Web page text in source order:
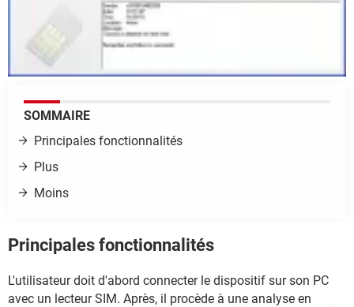
SOMMAIRE
Principales fonctionnalités
Plus
Moins
Principales fonctionnalités
L'utilisateur doit d'abord connecter le dispositif sur son PC
avec un lecteur SIM. Après, il procède à une analyse en